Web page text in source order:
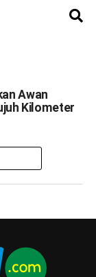
Awan
Kilometer